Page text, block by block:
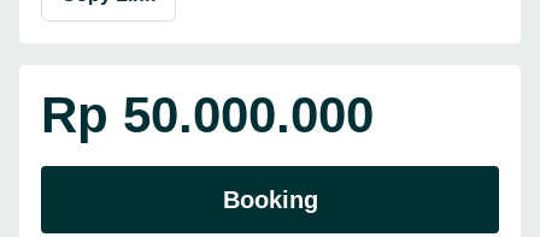
Rp 50.000.000
Booking